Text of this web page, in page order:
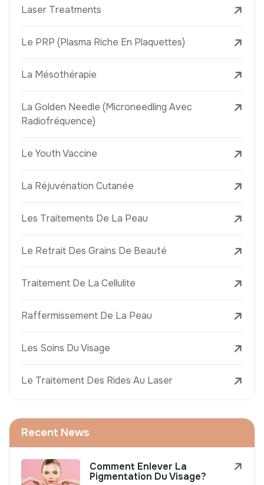
Laser Treatments
Le PRP (Plasma Riche En Plaquettes)
La Mésothérapie
La Golden Needle (Microneedling Avec
Radiofréquence)
Le Youth Vaccine
La Réjuvénation Cutanée
Les Traitements De La Peau
Le Retrait Des Grains De Beauté
Traitement De La Cellulite
Raffermissement De La Peau
Les Soins Du Visage
Le Traitement Des Rides Au Laser
Recent News
Comment Enlever La
Pigmentation Du Visage?